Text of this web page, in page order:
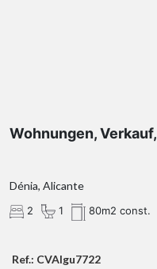
Wohnungen,
Dénia, Alicante
2 1 80m2 const.
Ref.: CVAIgu7722